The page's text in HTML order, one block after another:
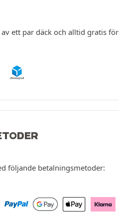
ett par däck och alltid gratis för
följande betalningsmetoder: